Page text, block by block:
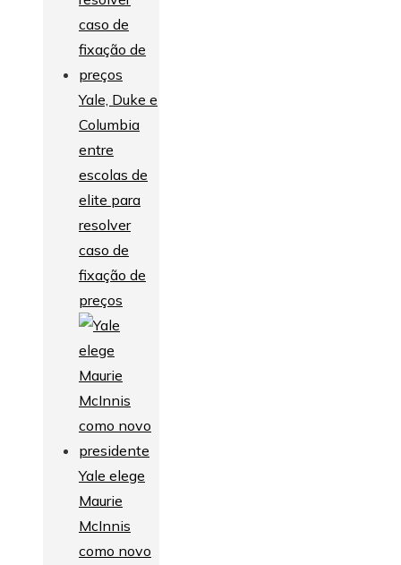
Yale, Duke e
Columbia
entre
escolas de
elite para
resolver
caso de
fixação de
preços
Yale elege
Maurie
McInnis
como novo